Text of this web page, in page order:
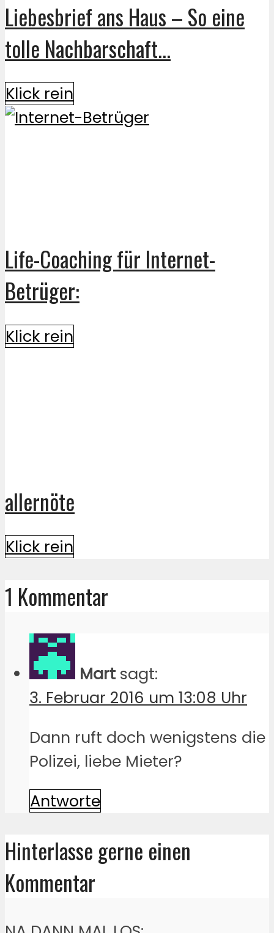
Liebesbrief ans Haus – So eine
tolle Nachbarschaft...
Klick rein
Life-Coaching für Internet-
Betrüger:
Klick rein
allernöte
Klick rein
1 Kommentar
Mart sagt:
3. Februar 2016 um 13:08 Uhr
Dann ruft doch wenigstens die
Polizei, liebe Mieter?
Antworte
Hinterlasse gerne einen
Kommentar